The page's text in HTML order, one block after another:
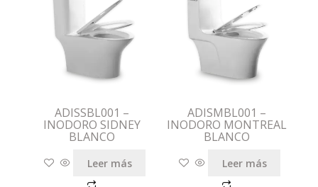
ADISSBL001 –
INODORO SIDNEY
BLANCO
Leer más
ADISMBL001 –
INODORO MONTREAL
BLANCO
Leer más